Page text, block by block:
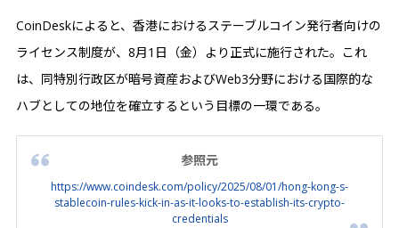
CoinDeskによると、香港におけるステーブルコイン発行者向けの
ライセンス制度が、8月1日（金）より正式に施行された。これ
は、同特別行政区が暗号資産およびWeb3分野における国際的な
ハブとしての地位を確立するという目標の一環である。
参照元
https://www.coindesk.com/policy/2025/08/01/hong-kong-s-
stablecoin-rules-kick-in-as-it-looks-to-establish-its-crypto-
credentials